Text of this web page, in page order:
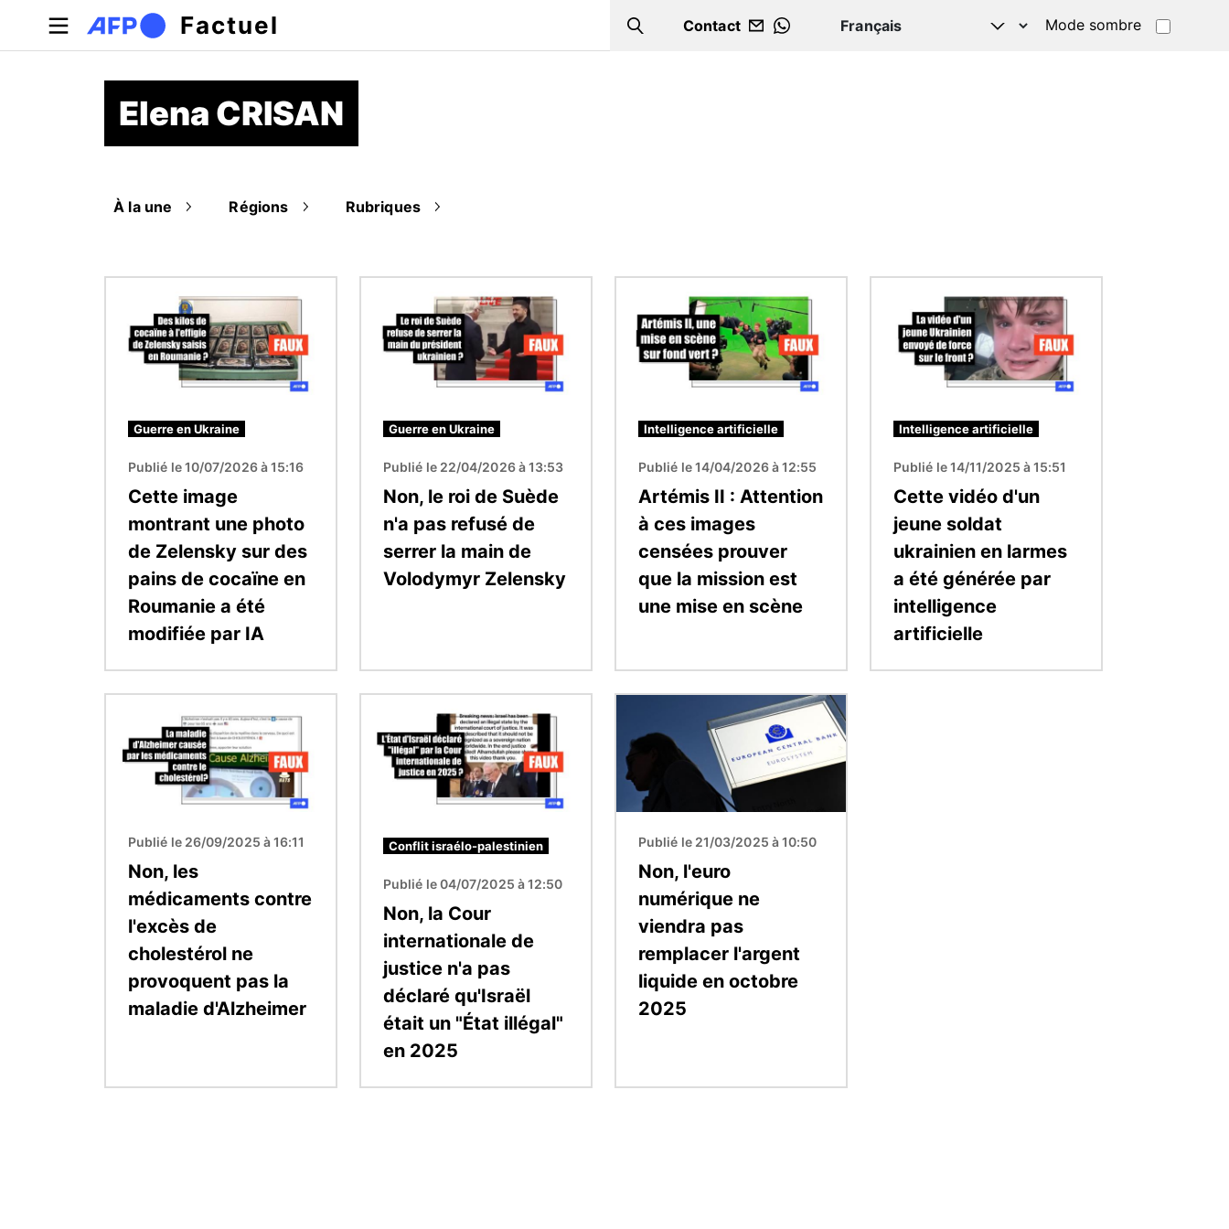
Aller au contenu principal
Factuel Search
Contact
WHATSAPP
Mode sombre
Elena CRISAN
À la une Régions Rubriques
Guerre en Ukraine
Publié le 10/07/2026 à 15:16
Cette image
montrant une photo
de Zelensky sur des
pains de cocaïne en
Roumanie a été
modifiée par IA
Guerre en Ukraine
Publié le 22/04/2026 à 13:53
Non, le roi de Suède
n'a pas refusé de
serrer la main de
Volodymyr Zelensky
Intelligence artificielle
Publié le 14/04/2026 à 12:55
Artémis II : Attention
à ces images
censées prouver
que la mission est
une mise en scène
Intelligence artificielle
Publié le 14/11/2025 à 15:51
Cette vidéo d'un
jeune soldat
ukrainien en larmes
a été générée par
intelligence
artificielle
Publié le 26/09/2025 à 16:11
Non, les
médicaments contre
l'excès de
cholestérol ne
provoquent pas la
maladie d'Alzheimer
Conflit israélo-palestinien
Publié le 04/07/2025 à 12:50
Non, la Cour
internationale de
justice n'a pas
déclaré qu'Israël
était un "État illégal"
en 2025
Publié le 21/03/2025 à 10:50
Non, l'euro
numérique ne
viendra pas
remplacer l'argent
liquide en octobre
2025